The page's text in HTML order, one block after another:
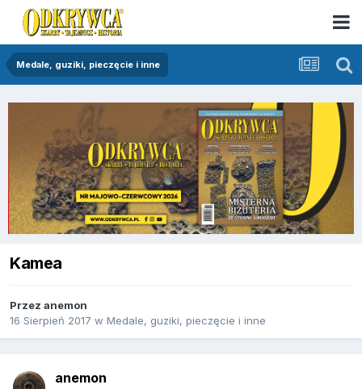
Medale, guziki, pieczęcie i inne
Kamea
Przez anemon
16 Sierpień 2017 w Medale, guziki, pieczęcie i inne
anemon